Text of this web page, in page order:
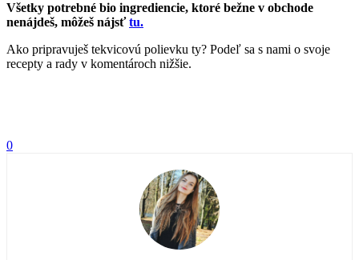
Všetky potrebné bio ingrediencie, ktoré bežne v obchode
nenájdeš, môžeš nájsťtu.
Ako pripravuješ tekvicovú polievku ty? Podeľ sa s nami o svoje
recepty a rady v komentároch nižšie.
0